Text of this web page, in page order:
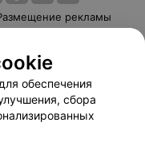
рекламы
Способы оплаты
103.by
обеспечения
сбора